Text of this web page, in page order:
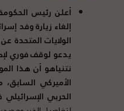
أعلن رئيس الحكومة
إلغاء زيارة وفد
الولايات المتحدة
يدعو لوقف فوري
نتنياهو أن هذا
الأميركي
الحربي